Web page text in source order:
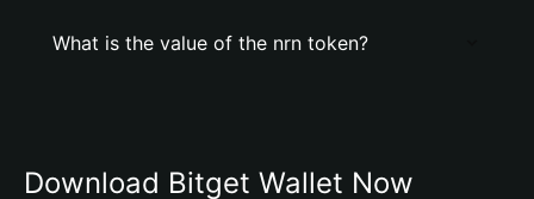
What is the value of the nrn token?
Download Bitget Wallet Now